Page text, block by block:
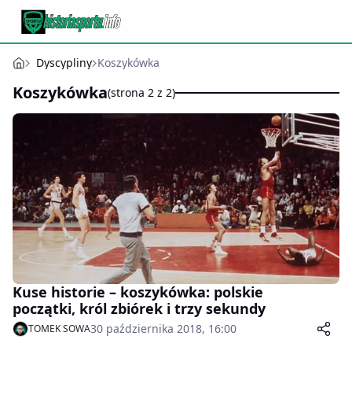
Dyscypliny Koszykówka
Koszykówka(strona 2 z 2)
Kuse historie – koszykówka: polskie
początki, król zbiórek i trzy sekundy
TOMEK SOWA30 października 2018, 16:00